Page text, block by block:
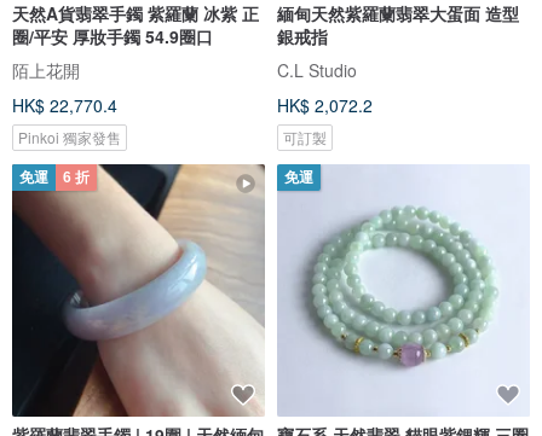
天然A貨翡翠手鐲 紫羅蘭 冰紫 正
圈/平安 厚妝手鐲 54.9圈口
陌上花開
HK$ 22,770.4
Pinkoi 獨家發售
緬甸天然紫羅蘭翡翠大蛋面 造型
銀戒指
C.L Studio
HK$ 2,072.2
可訂製
免運 6 折 免運